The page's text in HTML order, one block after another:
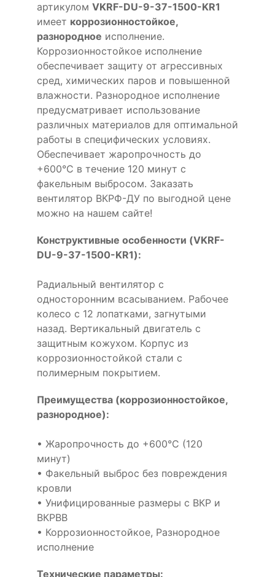
артикулом VKRF-DU-9-37-1500-KR1
имеет коррозионностойкое,
разнородное исполнение.
Коррозионностойкое исполнение
обеспечивает защиту от агрессивных
сред, химических паров и повышенной
влажности. Разнородное исполнение
предусматривает использование
различных материалов для оптимальной
работы в специфических условиях.
Обеспечивает жаропрочность до
+600°С в течение 120 минут с
факельным выбросом. Заказать
вентилятор ВКРФ-ДУ по выгодной цене
можно на нашем сайте!
Конструктивные особенности (VKRF-
DU-9-37-1500-KR1):
Радиальный вентилятор с
односторонним всасыванием. Рабочее
колесо с 12 лопатками, загнутыми
назад. Вертикальный двигатель с
защитным кожухом. Корпус из
коррозионностойкой стали с
полимерным покрытием.
Преимущества (коррозионностойкое,
разнородное):
• Жаропрочность до +600°С (120
минут)
• Факельный выброс без повреждения
кровли
• Унифицированные размеры с ВКР и
ВКРВВ
• Коррозионностойкое, Разнородное
исполнение
Технические параметры: